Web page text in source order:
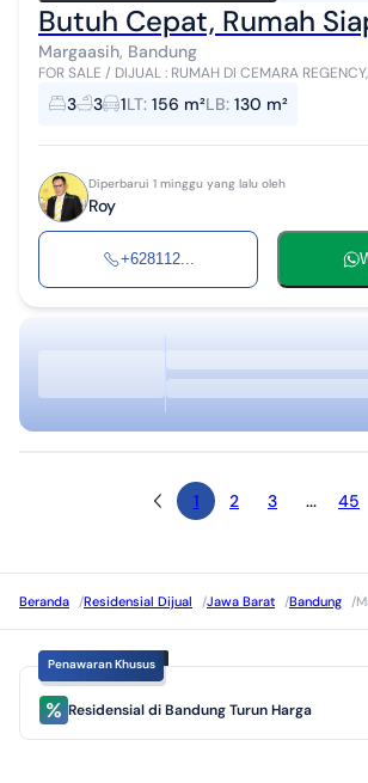
Butuh Cepat, Rumah
Margaasih, Bandung
FOR SALE / DIJUAL : RUMAH DI CEMARA REGENCY, MARGAASIH Luas
Tanah : 156 m² Luas Bangunan : +/- 130 m² Kamar tidur : 3 Kamar
mandi : 3 Listr...
3 3 1LT: 156 m²LB: 130 m²
Diperbarui 1 minggu yang lalu oleh
Roy
+628112...
1 2 3 ... 45
Beranda /Residensial Dijual /Jawa Barat /Bandung /
Penawaran Khusus
Residensial di Bandung Turun Harga